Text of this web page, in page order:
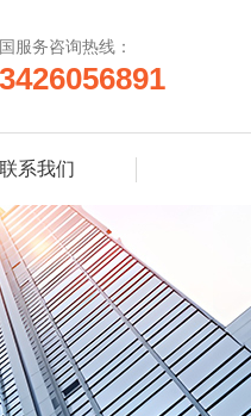
服务咨询热线：
联系我们